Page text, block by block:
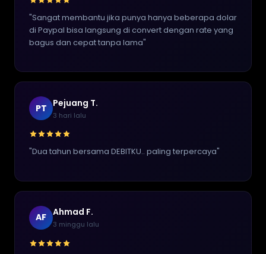
"Sangat membantu jika punya hanya beberapa dolar
di Paypal bisa langsung di convert dengan rate yang
bagus dan cepat tanpa lama"
PT Pejuang T.
3 hari lalu
"Dua tahun bersama DEBITKU.. paling terpercaya"
AF Ahmad F.
3 minggu lalu